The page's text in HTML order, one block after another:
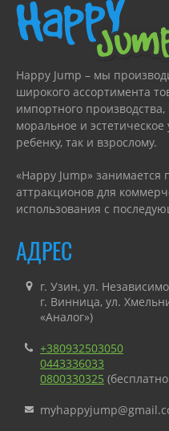
Happy Jump – мы
широкого ассортимента
импортного
моральное и эстетическое
ребенку, так и взрослому.
«Happy Jump»
аттракционов для
использования с
АДРЕС
г. Узин, ул.
г. Винница, ул.
«Аналог»)
+380932503050
0443336033
0800330325